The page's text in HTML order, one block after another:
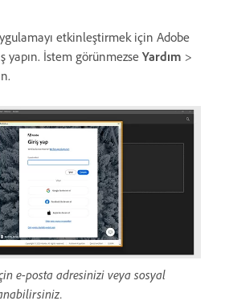
etkinleştirmek için Adobe
yapın. İstem görünmezse Yardım >
e-posta adresinizi veya sosyal